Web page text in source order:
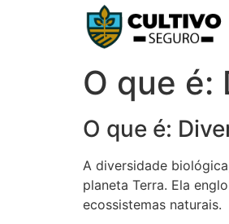
O que é:
O que é:
A diversidade
planeta Terra. Ela
ecossistemas naturais.